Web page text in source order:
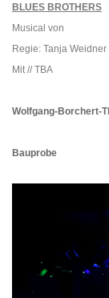
BLUES BROTHERS
Musical von
Regie: Tanja Weidner
Mit // TBA
Wolfgang-Borchert-
Bauprobe